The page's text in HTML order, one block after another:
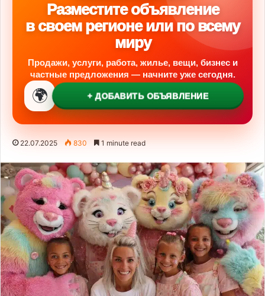
Разместите объявление
в своем регионе или по всему
миру
Продажи, услуги, работа, жилье, вещи, бизнес и
частные предложения — начните уже сегодня.
🌍 + ДОБАВИТЬ ОБЪЯВЛЕНИЕ
22.07.2025 830 1 minute read